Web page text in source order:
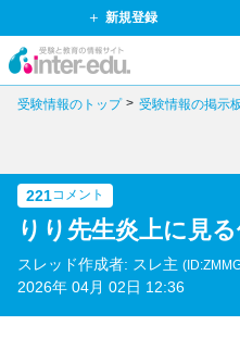
新規登録
受験情報のトップ 受験情報の掲示
221コメント
りり先生炎上に見
スレッド作成者: スレ主
2026年 04月 02日 12:36